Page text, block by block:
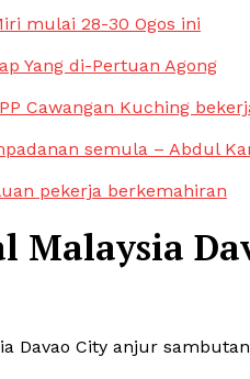
mulai 28-30 Ogos ini
Yang di-Pertuan Agong
Cawangan Kuching
semula – Abdul
pekerja berkemahiran
Malaysia
Davao City anjur